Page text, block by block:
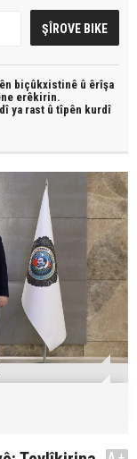
biçûkxistinê û êrîşa
erêkirin.
ya rast û tîpên kurdî